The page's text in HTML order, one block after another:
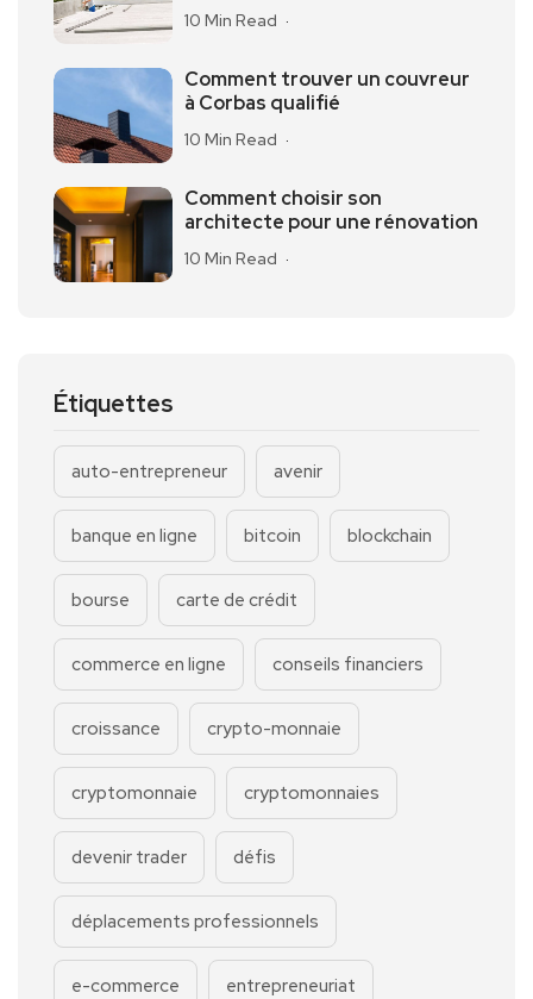
10 Min Read
Comment trouver un couvreur
à Corbas qualifié
10 Min Read
Comment choisir son
architecte pour une rénovation
10 Min Read
Étiquettes
auto-entrepreneur avenir
banque en ligne bitcoin blockchain
bourse carte de crédit
commerce en ligne conseils financiers
croissance crypto-monnaie
cryptomonnaie cryptomonnaies
devenir trader défis
déplacements professionnels
e-commerce entrepreneuriat